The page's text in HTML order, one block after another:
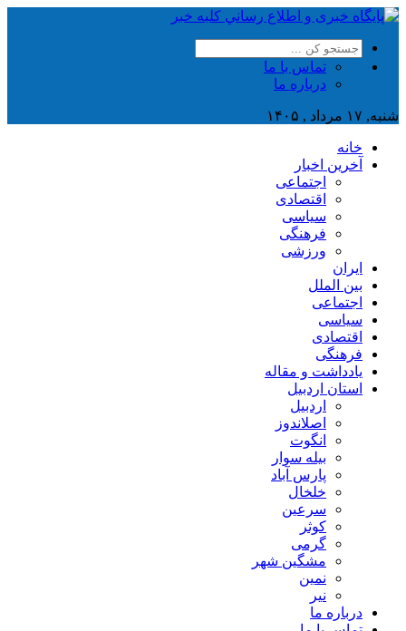
تماس با ما
درباره ما
شنبه, ۱۷ مرداد , ۱۴۰۵
خانه
آخرین اخبار
اجتماعی
اقتصادی
سیاسی
فرهنگی
ورزشی
ایران
بین الملل
اجتماعی
سیاسی
اقتصادی
فرهنگی
یادداشت و مقاله
استان اردبیل
اردبیل
اصلاندوز
انگوت
بیله سوار
پارس آباد
خلخال
سرعین
کوثر
گرمی
مشگین شهر
نمین
نیر
درباره ما